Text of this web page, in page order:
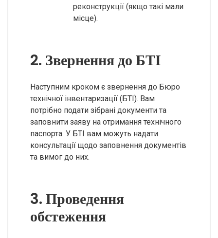
реконструкції (якщо такі мали
місце).
2. Звернення до БТІ
Наступним кроком є звернення до Бюро
технічної інвентаризації (БТІ). Вам
потрібно подати зібрані документи та
заповнити заяву на отримання технічного
паспорта. У БТІ вам можуть надати
консультації щодо заповнення документів
та вимог до них.
3. Проведення
обстеження